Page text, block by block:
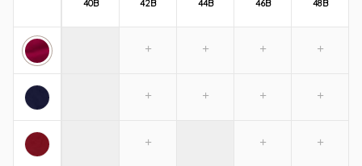
40B 42B 44B 46B 48B